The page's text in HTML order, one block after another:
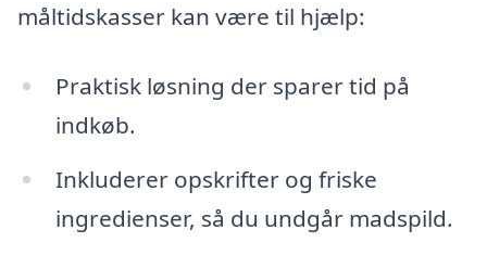
måltidskasser kan være til hjælp:
Praktisk løsning der sparer tid på
indkøb.
Inkluderer opskrifter og friske
ingredienser, så du undgår madspild.